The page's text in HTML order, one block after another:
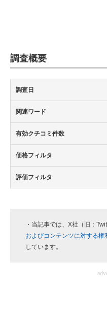
調査概要
調査日
関連ワード
有効クチコミ件数
価格フィルタ
評価フィルタ
・当記事では、X社（旧：
およびコンテンツに対する権
しています。